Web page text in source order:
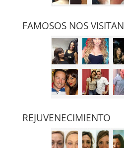
FAMOSOS NOS VISITAN
REJUVENECIMIENTO